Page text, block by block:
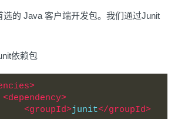
选的 Java 客户端开发包。我们通过Junit
依赖包
<dependency>
<groupId>junit</groupId>